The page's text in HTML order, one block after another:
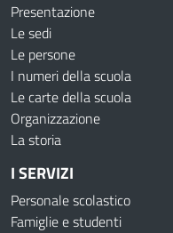
Presentazione
Le sedi
Le persone
I numeri della scuola
Le carte della scuola
Organizzazione
La storia
I SERVIZI
Personale scolastico
Famiglie e studenti